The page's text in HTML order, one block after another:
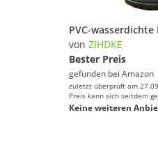
von ZIHDKE
Bester Preis
gefunden bei Amazon
zuletzt überprüft am
Preis kann sich seitdem
Keine weiteren